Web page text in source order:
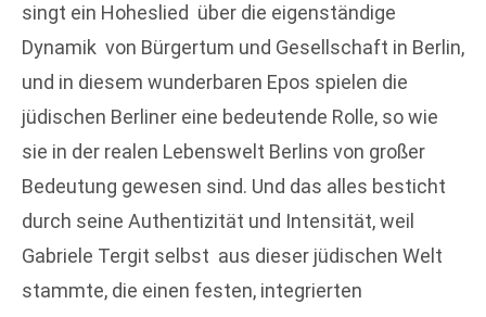
singt ein Hoheslied über die eigenständige
Dynamik von Bürgertum und Gesellschaft in Berlin,
und in diesem wunderbaren Epos spielen die
jüdischen Berliner eine bedeutende Rolle, so wie
sie in der realen Lebenswelt Berlins von großer
Bedeutung gewesen sind. Und das alles besticht
durch seine Authentizität und Intensität, weil
Gabriele Tergit selbst aus dieser jüdischen Welt
stammte, die einen festen, integrierten